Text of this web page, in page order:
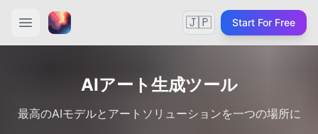
🇯🇵 Start For Free
AIアート生成ツール
最高のAIモデルとアートソリューションを一つの場所に